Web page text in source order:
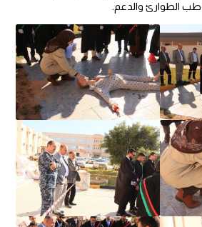
طب الطوارئ والدعم.